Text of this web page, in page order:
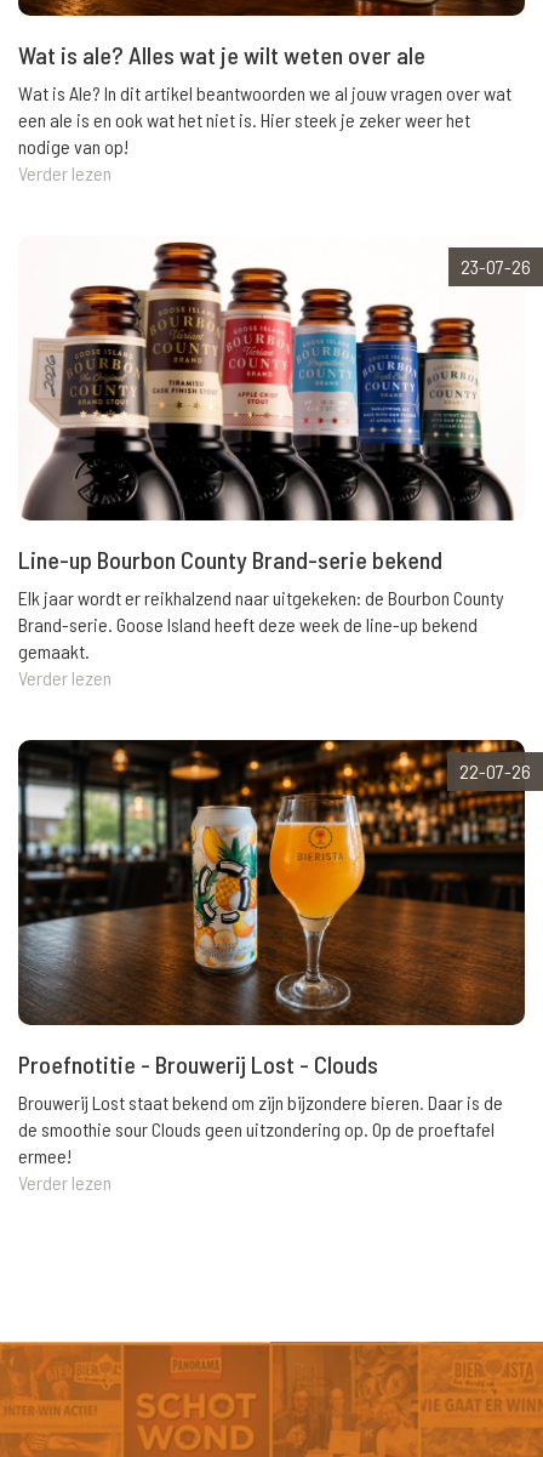
Wat is ale? Alles wat je wilt weten over ale
Wat is Ale? In dit artikel beantwoorden we al jouw vragen over wat
een ale is en ook wat het niet is. Hier steek je zeker weer het
nodige van op!
Verder lezen
23-07-26
Line-up Bourbon County Brand-serie bekend
Elk jaar wordt er reikhalzend naar uitgekeken: de Bourbon County
Brand-serie. Goose Island heeft deze week de line-up bekend
gemaakt.
Verder lezen
22-07-26
Proefnotitie - Brouwerij Lost - Clouds
Brouwerij Lost staat bekend om zijn bijzondere bieren. Daar is de
de smoothie sour Clouds geen uitzondering op. Op de proeftafel
ermee!
Verder lezen